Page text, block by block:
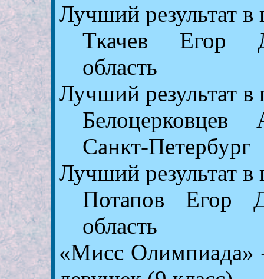
Лучший результат в
Ткачев Егор
область
Лучший результат в
Белоцерковцев
Санкт-Петербург
Лучший результат в
Потапов Егор
область
«Мисс